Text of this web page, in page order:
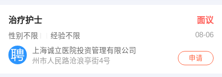
治疗护士 面议
性别不限 经验不限
08-06
上海诚立医院投资管理有限公司
州市人民路沧浪亭街4号
申请